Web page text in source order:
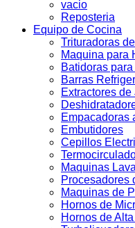
vacio
Reposteria
Equipo de Cocina
Trituradoras
Maquina para
Batidoras
Barras
Extractores de
Empacadoras
Embutidores
Cepillos
Maquinas
Procesadores
Maquinas de
Hornos de
Hornos de